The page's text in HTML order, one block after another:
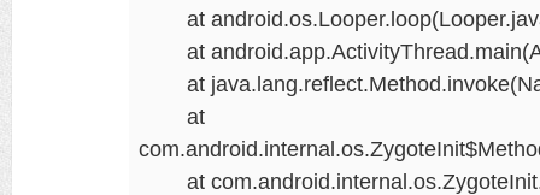
at
at
at
at
at